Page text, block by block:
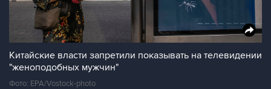
Китайские власти запретили показывать на телевидении
"женоподобных мужчин"
Фото: EPA/Vostock-photo